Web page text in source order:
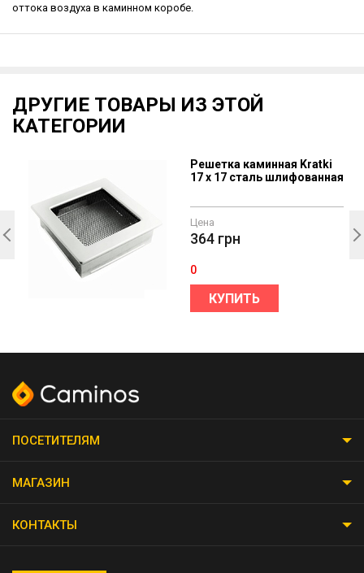
оттока воздуха в каминном коробе.
ДРУГИЕ ТОВАРЫ ИЗ ЭТОЙ
КАТЕГОРИИ
Решетка каминная Kratki
17 х 17 сталь шлифованная
Цена
364 грн
0
КУПИТЬ
ПОСЕТИТЕЛЯМ
МАГАЗИН
КОНТАКТЫ